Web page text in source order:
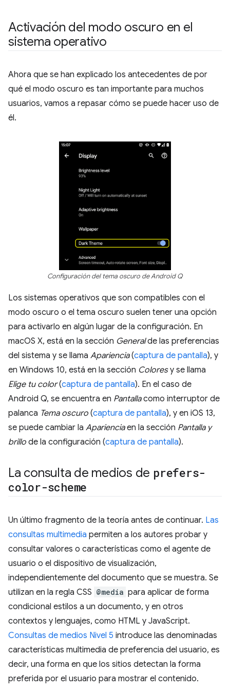
Activación del modo oscuro en el
sistema operativo
Ahora que se han explicado los antecedentes de por
qué el modo oscuro es tan importante para muchos
usuarios, vamos a repasar cómo se puede hacer uso de
él.
Configuración del tema oscuro de Android Q
Los sistemas operativos que son compatibles con el
modo oscuro o el tema oscuro suelen tener una opción
para activarlo en algún lugar de la configuración. En
macOS X, está en la sección Generalde las preferencias
del sistema y se llama Apariencia(captura de pantalla), y
en Windows 10, está en la sección Coloresy se llama
Elige tu color(captura de pantalla). En el caso de
Android Q, se encuentra en Pantallacomo interruptor de
palanca Tema oscuro (captura de pantalla), y en iOS 13,
se puede cambiar la Aparienciaen la sección Pantalla y
brillo de la configuración (captura de pantalla).
La consulta de medios de prefers-
color-scheme
Un último fragmento de la teoría antes de continuar. Las
consultas multimedia permiten a los autores probar y
consultar valores o características como el agente de
usuario o el dispositivo de visualización,
independientemente del documento que se muestra. Se
utilizan en la regla CSS @media para aplicar de forma
condicional estilos a un documento, y en otros
contextos y lenguajes, como HTML y JavaScript.
Consultas de medios Nivel 5 introduce las denominadas
características multimedia de preferencia del usuario, es
decir, una forma en que los sitios detectan la forma
preferida por el usuario para mostrar el contenido.